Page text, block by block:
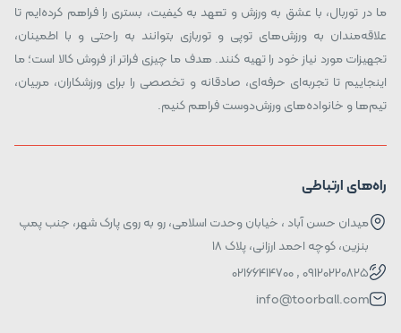
ما در توربال، با عشق به ورزش و تعهد به کیفیت، بستری را فراهم کرده‌ایم تا
علاقه‌مندان به ورزش‌های توپی و توربازی بتوانند به راحتی و با اطمینان،
تجهیزات مورد نیاز خود را تهیه کنند. هدف ما چیزی فراتر از فروش کالا است؛ ما
اینجاییم تا تجربه‌ای حرفه‌ای، صادقانه و تخصصی را برای ورزشکاران، مربیان،
تیم‌ها و خانواده‌های ورزش‌دوست فراهم کنیم.
راه‌های ارتباطی
میدان حسن آباد ، خیابان وحدت اسلامی، رو به روی پارک شهر، جنب پمپ
بنزین، کوچه احمد ارزانی، پلاک ۱۸
09120220825 , 02166414700
info@toorball.com